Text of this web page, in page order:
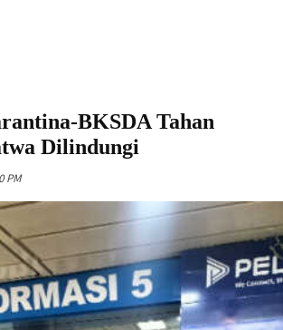
BKSDA Tahan
Dilindungi
PM